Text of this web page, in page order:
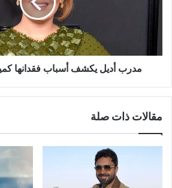
فقدانها
وزنها
مدرب أديل يكشف أسباب فقدانها
مقالات ذات صلة